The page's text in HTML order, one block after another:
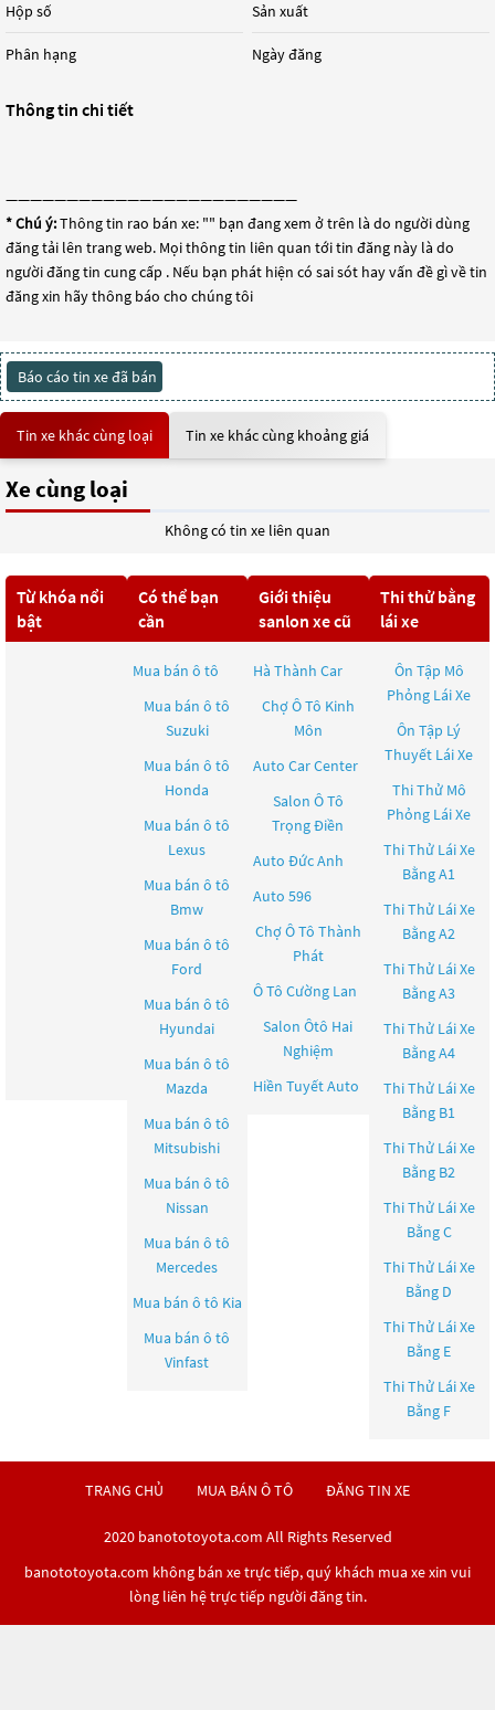
Hộp số
Phân hạng
Sản xuất
Ngày đăng
Thông tin chi tiết
————————————————————————
* Chú ý:Thông tin rao bán xe: "" bạn đang xem ở trên là do người dùng
đăng tải lên trang web. Mọi thông tin liên quan tới tin đăng này là do
người đăng tin cung cấp . Nếu bạn phát hiện có sai sót hay vấn đề gì về tin
đăng xin hãy thông báo cho chúng tôi
Báo cáo tin xe đã bán
Tin xe khác cùng loại Tin xe khác cùng khoảng giá
Xe cùng loại
Không có tin xe liên quan
Từ khóa nổi
bật
Có thể bạn
cần
Mua bán ô tô
Mua bán ô tô
Suzuki
Mua bán ô tô
Honda
Mua bán ô tô
Lexus
Mua bán ô tô
Bmw
Mua bán ô tô
Ford
Mua bán ô tô
Hyundai
Mua bán ô tô
Mazda
Mua bán ô tô
Mitsubishi
Mua bán ô tô
Nissan
Mua bán ô tô
Mercedes
Mua bán ô tô Kia
Mua bán ô tô
Vinfast
Giới thiệu
sanlon xe cũ
Hà Thành Car
Chợ Ô Tô Kinh
Môn
Auto Car Center
Salon Ô Tô
Trọng Điền
Auto Đức Anh
Auto 596
Chợ Ô Tô Thành
Phát
Ô Tô Cường Lan
Salon Ôtô Hai
Nghiệm
Hiền Tuyết Auto
Thi thử bằng
lái xe
Ôn Tập Mô
Phỏng Lái Xe
Ôn Tập Lý
Thuyết Lái Xe
Thi Thử Mô
Phỏng Lái Xe
Thi Thử Lái Xe
Bằng A1
Thi Thử Lái Xe
Bằng A2
Thi Thử Lái Xe
Bằng A3
Thi Thử Lái Xe
Bằng A4
Thi Thử Lái Xe
Bằng B1
Thi Thử Lái Xe
Bằng B2
Thi Thử Lái Xe
Bằng C
Thi Thử Lái Xe
Bằng D
Thi Thử Lái Xe
Bằng E
Thi Thử Lái Xe
Bằng F
TRANG CHỦ MUA BÁN Ô TÔ ĐĂNG TIN XE
2020 banototoyota.com All Rights Reserved
banototoyota.com không bán xe trực tiếp, quý khách mua xe xin vui
lòng liên hệ trực tiếp người đăng tin.